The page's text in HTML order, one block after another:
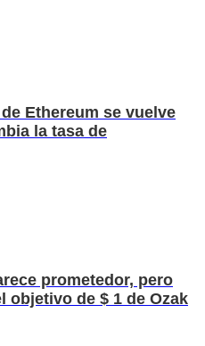
Ethereum se vuelve
la tasa de
prometedor, pero
objetivo de $ 1 de Ozak